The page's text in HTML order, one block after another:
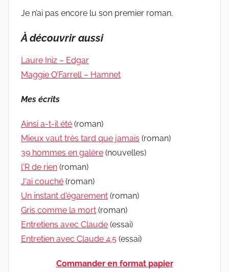
Je n’ai pas encore lu son premier roman.
À découvrir aussi
Laure Iniz – Edgar
Maggie O’Farrell – Hamnet
Mes écrits
Ainsi a-t-il été (roman)
Mieux vaut très tard que jamais (roman)
39 hommes en galère (nouvelles)
l'R de rien (roman)
J'ai couché (roman)
Un instant d'égarement (roman)
Gris comme la mort (roman)
Entretiens avec Claude (essai)
Entretien avec Claude 4.5 (essai)
Commander en format papier